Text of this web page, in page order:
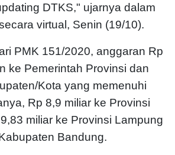
DTKS," ujarnya dalam
virtual, Senin (19/10).
PMK 151/2020, anggaran Rp
ke Pemerintah Provinsi dan
Kota yang memenuhi
Rp 8,9 miliar ke Provinsi
miliar ke Provinsi Lampung
Bandung.